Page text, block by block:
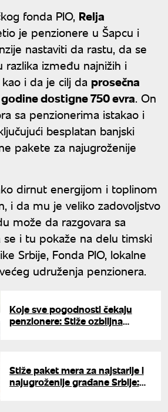
fonda PIO, Relja
je penzionere u Šapcu i
nastaviti da rastu, da se
razlika između najnižih i
i da je cilj da prosečna
dostigne 750 evra. On
sa penzionerima istakao i
besplatan banjski
pakete za najugroženije
dirnut energijom i toplinom
i da mu je veliko zadovoljstvo
može da razgovara sa
se i tu pokaže na delu timski
Srbije, Fonda PIO, lokalne
udruženja penzionera.
Koje sve pogodnosti čekaju
penzionere: Stiže ozbiljna
Stiže paket mera za najstarije i
najugroženije građane Srbije: